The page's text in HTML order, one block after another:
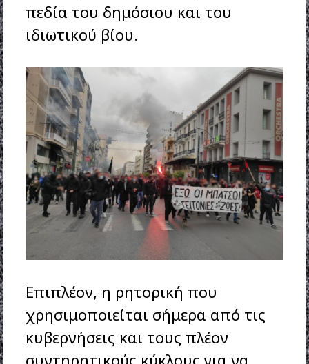
πεδία του δημόσιου και του
ιδιωτικού βίου.
Επιπλέον, η ρητορική που
χρησιμοποιείται σήμερα από τις
κυβερνήσεις και τους πλέον